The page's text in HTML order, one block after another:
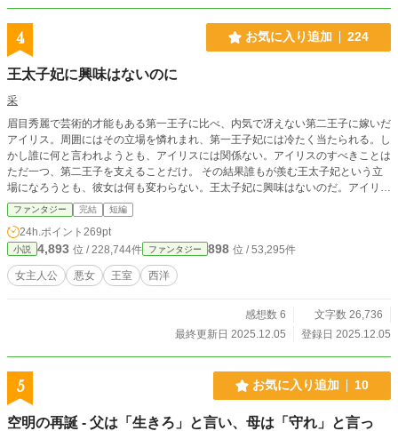
4 お気に入り追加 224
王太子妃に興味はないのに
采
眉目秀麗で芸術的才能もある第一王子に比べ、内気で冴えない第二王子に嫁いだ
アイリス。周囲にはその立場を憐れまれ、第一王子妃には冷たく当たられる。し
かし誰に何と言われようとも、アイリスには関係ない。アイリスのすべきことは
ただ一つ、第二王子を支えることだけ。 その結果誰もが羨む王太子妃という立
場になろうとも、彼女は何も変わらない。王太子妃に興味はないのだ。アイリス
が興味があるものは、ただ一つだけ。
ファンタジー 完結 短編
24h.ポイント 269pt
小説 4,893 位 / 228,744件 ファンタジー 898 位 / 53,295件
女主人公 悪女 王室 西洋
感想数 6
文字数 26,736
最終更新日 2025.12.05
登録日 2025.12.05
5 お気に入り追加 10
空明の再誕 - 父は「生きろ」と言い、母は「守れ」と言っ